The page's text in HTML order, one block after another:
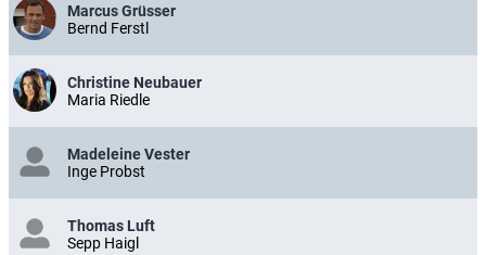
Marcus Grüsser
Bernd Ferstl
Christine Neubauer
Maria Riedle
Madeleine Vester
Inge Probst
Thomas Luft
Sepp Haigl